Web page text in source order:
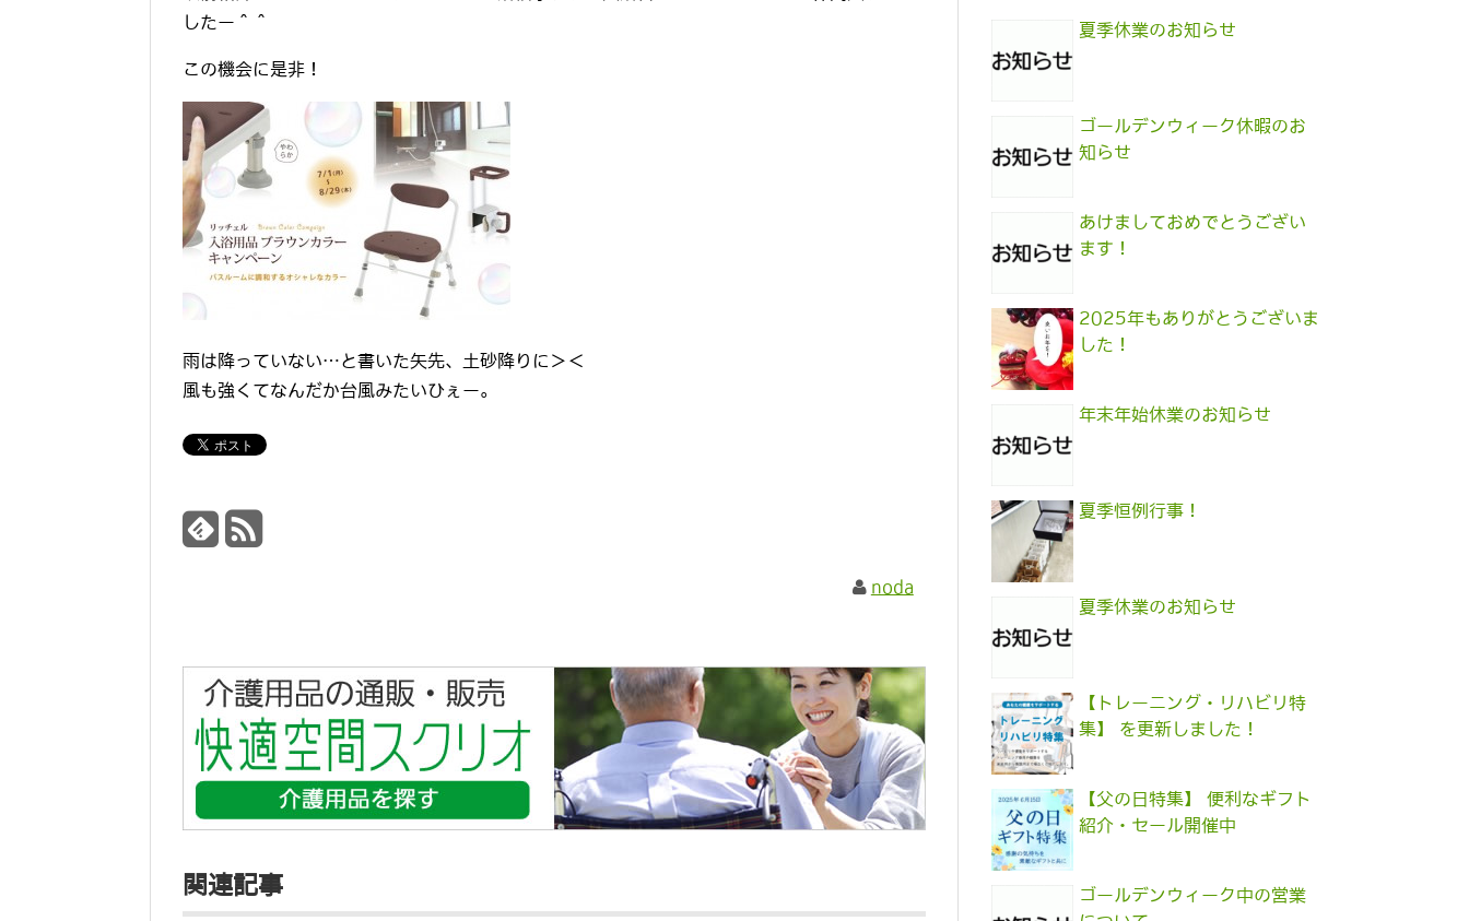
したー＾＾
この機会に是非！
雨は降っていない…と書いた矢先、土砂降りに＞＜
風も強くてなんだか台風みたいひぇー。
noda
関連記事
夏季休業のお知らせ
ゴールデンウィーク休暇のお
知らせ
あけましておめでとうござい
ます！
2025年もありがとうございま
した！
年末年始休業のお知らせ
夏季恒例行事！
夏季休業のお知らせ
【トレーニング・リハビリ特
集】 を更新しました！
【父の日特集】 便利なギフト
紹介・セール開催中
ゴールデンウィーク中の営業